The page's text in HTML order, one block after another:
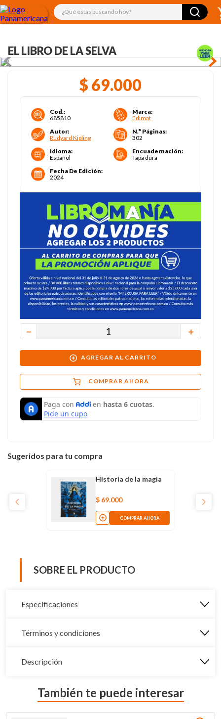
¿Qué estás buscando hoy?
EL LIBRO DE LA SELVA
$ 69.000
Cod.:
685810
Marca:
Edimat
Autor:
Rudyard Kipling
N.° Páginas:
302
Idioma:
Español
Encuadernación:
Tapa dura
Fecha De Edición:
2024
＋
－
AGREGAR AL CARRITO
COMPRAR AHORA
Sugeridos para tu compra
Historia de la magia
$ 69.000
COMPRAR AHORA
SOBRE EL PRODUCTO
Especificaciones
Términos y condiciones
Descripción
También te puede interesar